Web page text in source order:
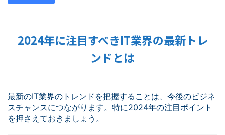
2024年に注目すべきIT業界の最新トレ
ンドとは
最新のIT業界のトレンドを把握することは、今後のビジネ
スチャンスにつながります。特に2024年の注目ポイント
を押さえておきましょう。